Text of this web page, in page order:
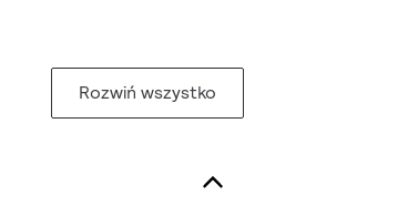
Rozwiń wszystko